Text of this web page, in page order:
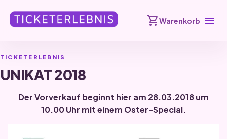
shopping_cartWarenkorb menu
TICKETERLEBNIS
UNIKAT 2018
Der Vorverkauf beginnt hier am 28.03.2018 um
10.00 Uhr mit einem Oster-Special.